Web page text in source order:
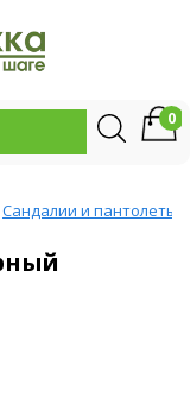
0
Сандалии и пантолеты